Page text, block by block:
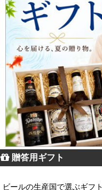
贈答用ギフト
ビールの生産国で選ぶギフト